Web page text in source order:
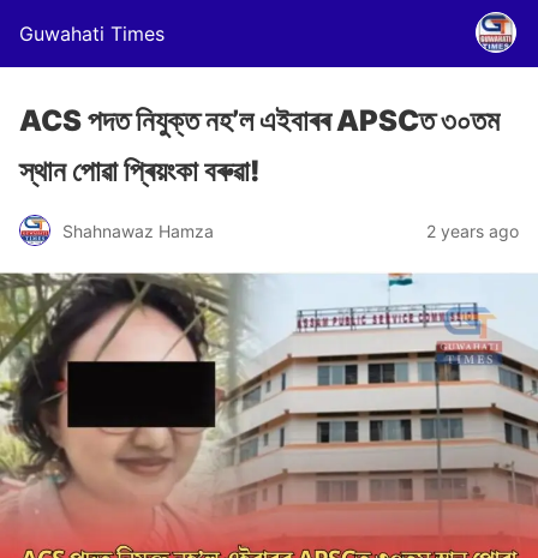
Guwahati Times
ACS পদত নিযুক্ত নহ’ল এইবাৰৰ APSCত ৩০তম
স্থান পোৱা প্ৰিয়ংকা বৰুৱা!
Shahnawaz Hamza 2 years ago